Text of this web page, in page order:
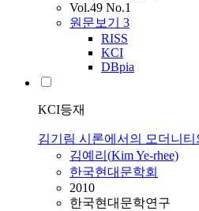
Vol.49 No.1
원문보기 3
RISS
KCI
DBpia
KCI등재
김기림 시론에서의 모더니티
김예리(KimYe-rhee)
한국현대문학회
2010
한국현대문학연구